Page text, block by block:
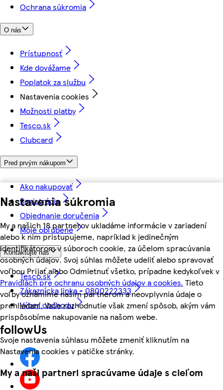
Nastavenia súkromia
My a našich 18 partnerov ukladáme informácie v zariadení
alebo k nim pristupujeme, napríklad k jedinečným
identifikátorom v súboroch cookie, za účelom spracúvania
osobných údajov. Svoj súhlas môžete udeliť alebo spravovať
voľbou Prijať alebo Odmietnuť všetko, prípadne kedykoľvek v
Pravidlách pre ochranu osobných údajov a cookies. Tieto
voľby oznámime našim partnerom a neovplyvnia údaje o
prehliadaní. Vaše rozhodnutie však zmení spôsob, akým vám
prispôsobíme nakupovanie na našom webe.
Svoje nastavenia súhlasu môžete zmeniť kliknutím na
Nastavenia cookies v pätičke stránky.
My a naši partneri spracúvame údaje s cieľom
Ochrana súkromia
O nás
Prístupnosť
Kde dovážame
Poplatok za službu
Nastavenia cookies
Možnosti platby
Tesco.sk
Clubcard
Pred prvým nákupom
Ako nakupovať
Registrácia
Objednanie doručenia
Moje obľúbené
Kontaktujte nás
Tesco.sk
Zákaznícka linka - 0800222333
Výber obchodu
followUs